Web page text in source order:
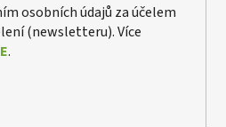
osobních údajů za účelem
(newsletteru). Více
.